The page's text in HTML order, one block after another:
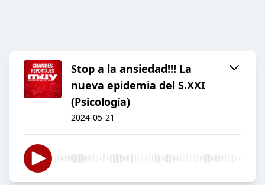
Stop a la ansiedad!!! La
nueva epidemia del S.XXI
(Psicología)
2024-05-21